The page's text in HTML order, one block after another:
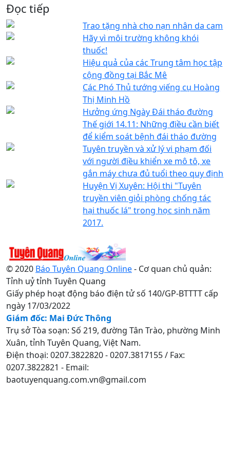
Đọc tiếp
Trao tặng nhà cho nạn nhân da cam
Hãy vì môi trường không khói
thuốc!
Hiệu quả của các Trung tâm học tập
cộng đồng tại Bắc Mê
Các Phó Thủ tướng viếng cụ Hoàng
Thị Minh Hồ
Hưởng ứng Ngày Đái tháo đường
Thế giới 14.11: Những điều cần biết
để kiểm soát bệnh đái tháo đường
Tuyên truyền và xử lý vi phạm đối
với người điều khiển xe mô tô, xe
gắn máy chưa đủ tuổi theo quy định
Huyện Vị Xuyên: Hội thi "Tuyên
truyền viên giỏi phòng chống tác
hại thuốc lá" trong học sinh năm
2017.
© 2020 Báo Tuyên Quang Online- Cơ quan chủ quản:
Tỉnh uỷ tỉnh Tuyên Quang
Giấy phép hoạt động báo điện tử số 140/GP-BTTTT cấp
ngày 17/03/2022
Giám đốc: Mai Đức Thông
Trụ sở Tòa soạn: Số 219, đường Tân Trào, phường Minh
Xuân, tỉnh Tuyên Quang, Việt Nam.
Điện thoại: 0207.3822820 - 0207.3817155 / Fax:
0207.3822821 - Email:
baotuyenquang.com.vn@gmail.com